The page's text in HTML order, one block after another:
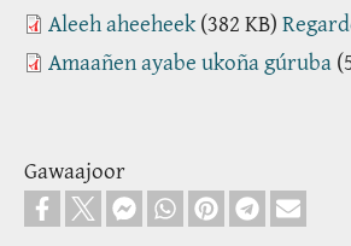
Aleeh aheeheek (382 KB)
Amaañen ayabe ukoña gúruba
Gawaajoor